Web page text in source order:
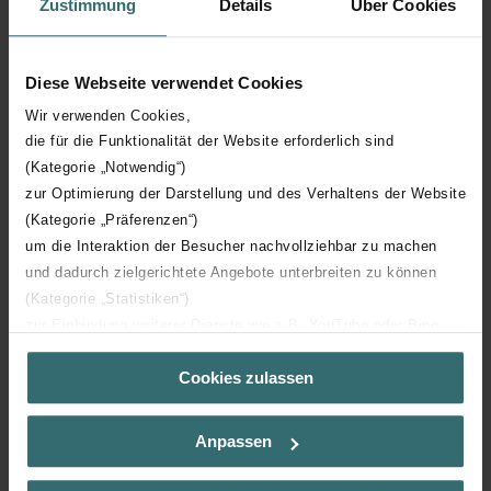
Zustimmung Details Über Cookies
Diese Webseite verwendet Cookies
Wir verwenden Cookies,
die für die Funktionalität der Website erforderlich sind
(Kategorie „Notwendig“)
zur Optimierung der Darstellung und des Verhaltens der Website
(Kategorie „Präferenzen“)
um die Interaktion der Besucher nachvollziehbar zu machen
und dadurch zielgerichtete Angebote unterbreiten zu können
(Kategorie „Statistiken“)
(Kategorie „Marketing“)
Über „Details zeigen“ bzw. die Datenschutzerklärung erhalten
Sie weitere Informationen. Durch die Auswahl der Kategorie
der Auswahl von „Statistiken“ willigen Sie ein, dass wir Ihren
Besuchsverlauf auf unserer Website verwenden, um Ihnen die
Cookies zulassen
Anpassen
Orientation
Certification CE
Certification NF
Téléchargements